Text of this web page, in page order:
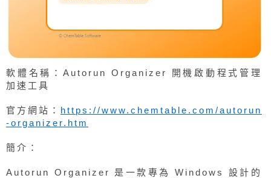
軟體名稱：Autorun Organizer 開機啟動程式管理
加速工具
官方網站： https://www.chemtable.com/autorun
-organizer.htm
簡介：
Autorun Organizer 是一款專為 Windows 設計的